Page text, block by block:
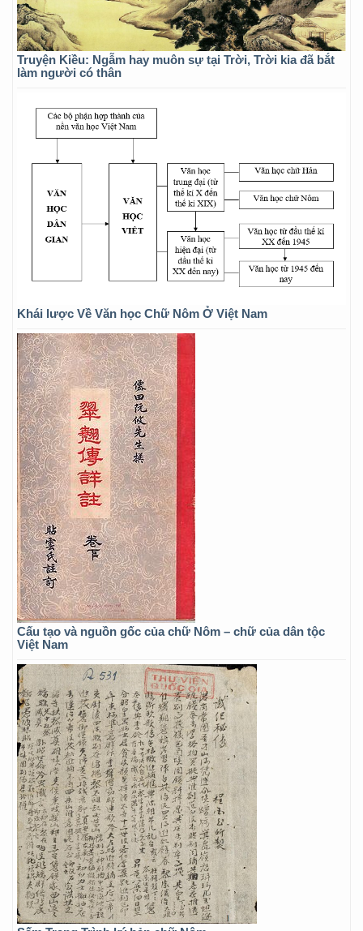
Truyện Kiều: Ngẫm hay muôn sự tại Trời, Trời kia đã bắt
làm người có thân
Khái lược Về Văn học Chữ Nôm Ở Việt Nam
Cấu tạo và nguồn gốc của chữ Nôm – chữ của dân tộc
Việt Nam